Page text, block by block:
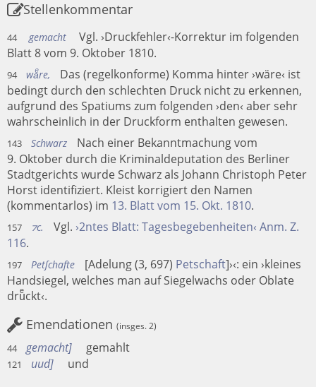
Stellenkommentar
44 gemacht
Vgl. ›Druckfehler‹-Korrektur im folgenden
Blatt 8 vom 9. Oktober 1810.
94 waͤre,
Das (regelkonforme) Komma hinter ›wäre‹ ist
bedingt durch den schlechten Druck nicht zu erkennen,
aufgrund des Spatiums zum folgenden ›den‹ aber sehr
wahrscheinlich in der Druckform enthalten gewesen.
143 Schwarz
Nach einer Bekanntmachung vom
9. Oktober durch die Kriminaldeputation des Berliner
Stadtgerichts wurde Schwarz als Johann Christoph Peter
Horst identifiziert. Kleist korrigiert den Namen
(kommentarlos) im 13. Blatt vom 15. Okt. 1810.
157 ⁊c. Vgl. ›2ntes Blatt: Tagesbegebenheiten‹ Anm. Z.
116.
197 Petſchafte [Adelung (3, 697) Petschaft]›‹: ein ›kleines
Handsiegel, welches man auf Siegelwachs oder Oblate
druͤckt‹.
Emendationen (insges. 2)
44 gemacht gemahlt
121 uud und